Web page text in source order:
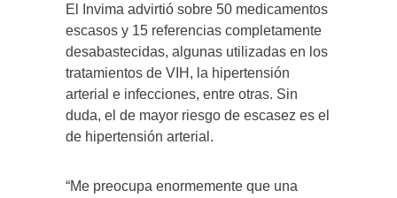
El Invima advirtió sobre 50 medicamentos
escasos y 15 referencias completamente
desabastecidas, algunas utilizadas en los
tratamientos de VIH, la hipertensión
arterial e infecciones, entre otras. Sin
duda, el de mayor riesgo de escasez es el
de hipertensión arterial.
“Me preocupa enormemente que una